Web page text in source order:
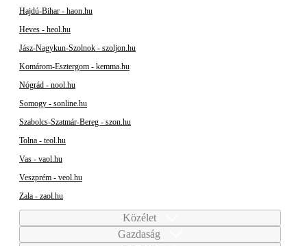
Hajdú-Bihar - haon.hu
Heves - heol.hu
Jász-Nagykun-Szolnok - szoljon.hu
Komárom-Esztergom - kemma.hu
Nógrád - nool.hu
Somogy - sonline.hu
Szabolcs-Szatmár-Bereg - szon.hu
Tolna - teol.hu
Vas - vaol.hu
Veszprém - veol.hu
Zala - zaol.hu
Közélet
Gazdaság